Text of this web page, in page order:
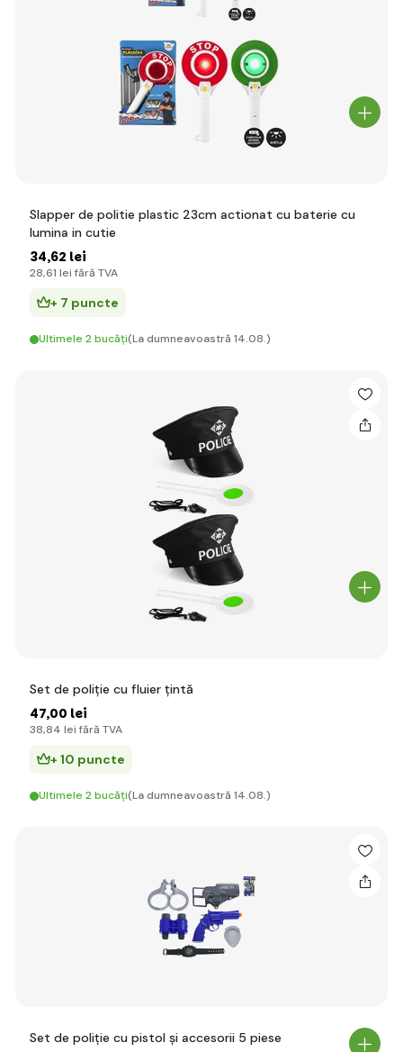
Slapper de politie plastic 23cm actionat cu baterie cu
lumina in cutie
34,62 lei
28,61 lei fără TVA
+ 7 puncte
Ultimele 2 bucăți(La dumneavoastră 14.08.)
Set de poliție cu fluier țintă
47,00 lei
38,84 lei fără TVA
+ 10 puncte
Ultimele 2 bucăți(La dumneavoastră 14.08.)
Set de poliție cu pistol și accesorii 5 piese